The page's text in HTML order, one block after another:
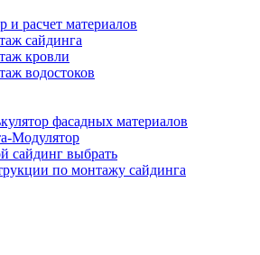
и расчет материалов
сайдинга
кровли
водостоков
фасадных материалов
Модулятор
сайдинг выбрать
по монтажу сайдинга